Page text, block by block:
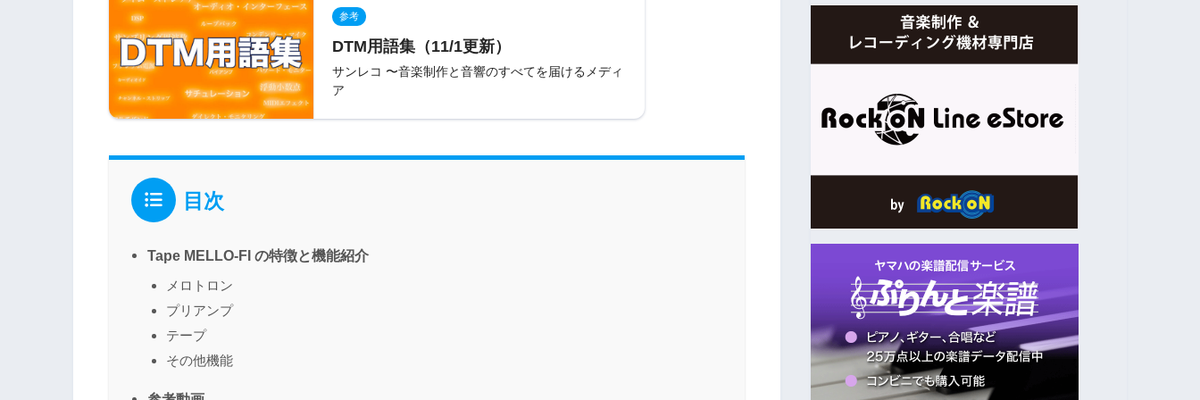
参考
DTM用語集（11/1更新）
サンレコ 〜音楽制作と音響のすべてを届けるメディ
ア
目次
Tape MELLO-FI の特徴と機能紹介
メロトロン
プリアンプ
テープ
その他機能